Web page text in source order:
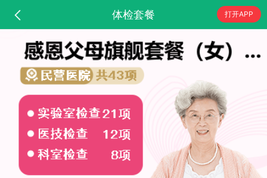
体检套餐 打开APP